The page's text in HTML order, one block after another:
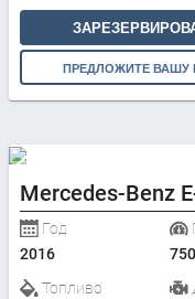
ПРЕДЛОЖИТЕ ВАШУ
Mercedes-Benz
Год
2016
Топливо